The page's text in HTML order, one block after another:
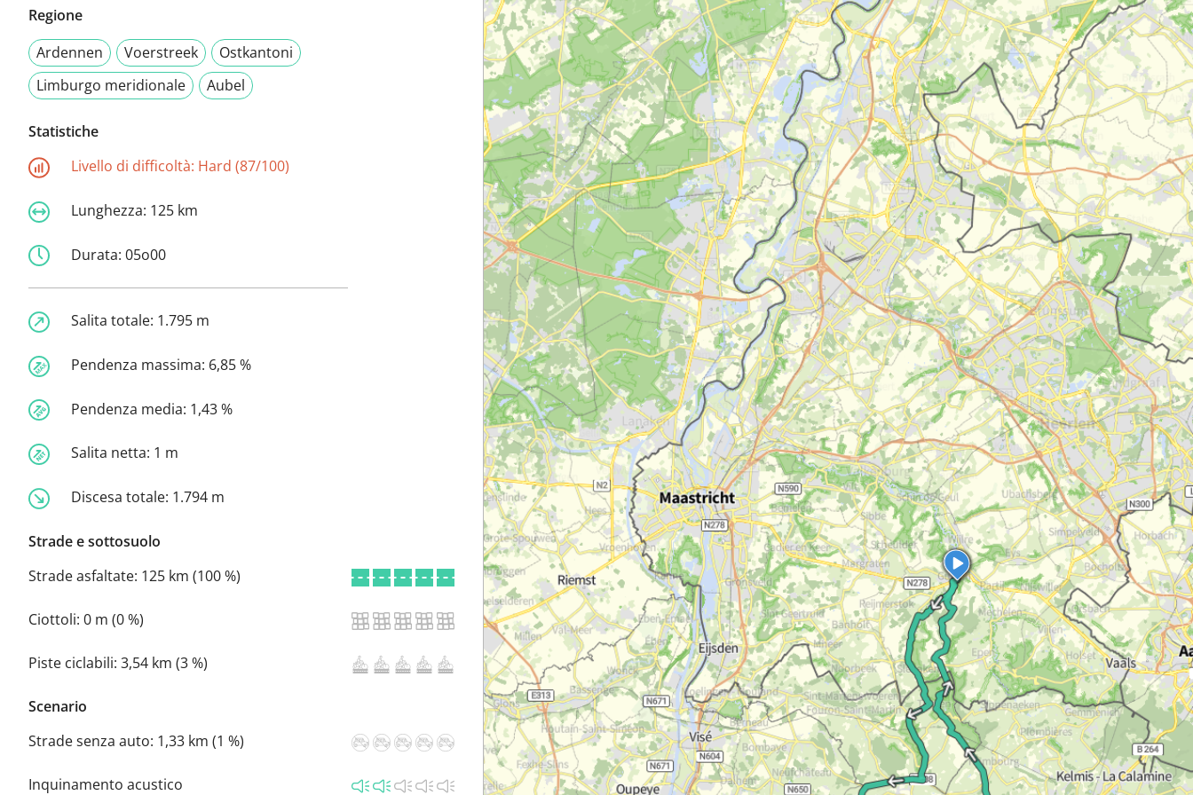
Regione
Ardennen
Voerstreek
Ostkantoni
Limburgo meridionale
Aubel
Statistiche
Livello di difficoltà: Hard (87/100)
Lunghezza: 125 km
Durata: 05o00
Salita totale: 1.795 m
Pendenza massima: 6,85 %
Pendenza media: 1,43 %
Salita netta: 1 m
Discesa totale: 1.794 m
Strade e sottosuolo
Strade asfaltate: 125 km (100 %)
Ciottoli: 0 m (0 %)
Piste ciclabili: 3,54 km (3 %)
Scenario
Strade senza auto: 1,33 km (1 %)
Inquinamento acustico